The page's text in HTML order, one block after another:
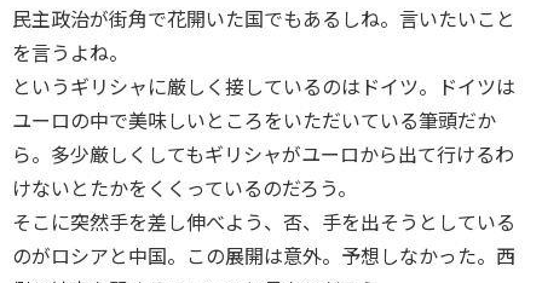
民主政治が街角で花開いた国でもあるしね。言いたいこと
を言うよね。
というギリシャに厳しく接しているのはドイツ。ドイツは
ユーロの中で美味しいところをいただいている筆頭だか
ら。多少厳しくしてもギリシャがユーロから出て行けるわ
けないとたかをくくっているのだろう。
そこに突然手を差し伸べよう、否、手を出そうとしている
のがロシアと中国。この展開は意外。予想しなかった。西